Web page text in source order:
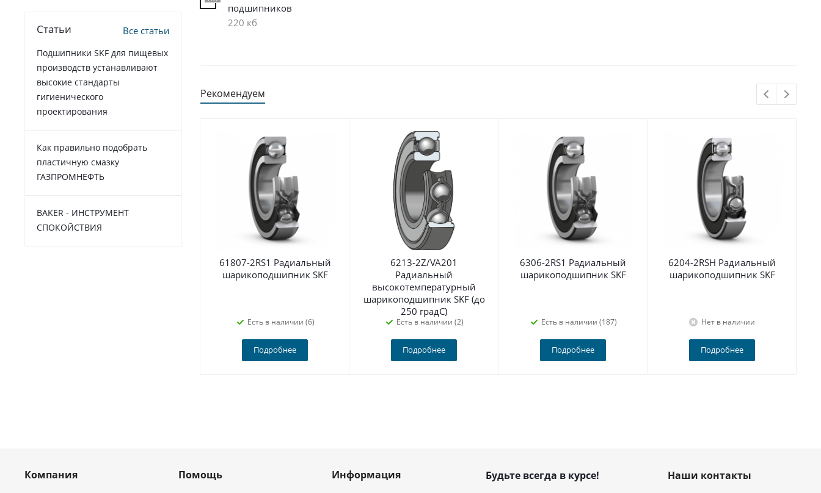
подшипников
220 кб
Рекомендуем
61807-2RS1 Радиальный
шарикоподшипник SKF
Есть в наличии (6)
Подробнее
6213-2Z/VA201
Радиальный
высокотемпературный
шарикоподшипник SKF (до
250 градС)
Есть в наличии (2)
Подробнее
6306-2RS1 Радиальный
шарикоподшипник SKF
Есть в наличии (187)
Подробнее
6204-2RSH Радиальный
шарикоподшипник SKF
Нет в наличии
Подробнее
Статьи Все статьи
Подшипники SKF для пищевых
производств устанавливают
высокие стандарты
гигиенического
проектирования
Как правильно подобрать
пластичную смазку
ГАЗПРОМНЕФТЬ
BAKER - ИНСТРУМЕНТ
СПОКОЙСТВИЯ
Компания Помощь Информация Будьте всегда в курсе! Наши контакты